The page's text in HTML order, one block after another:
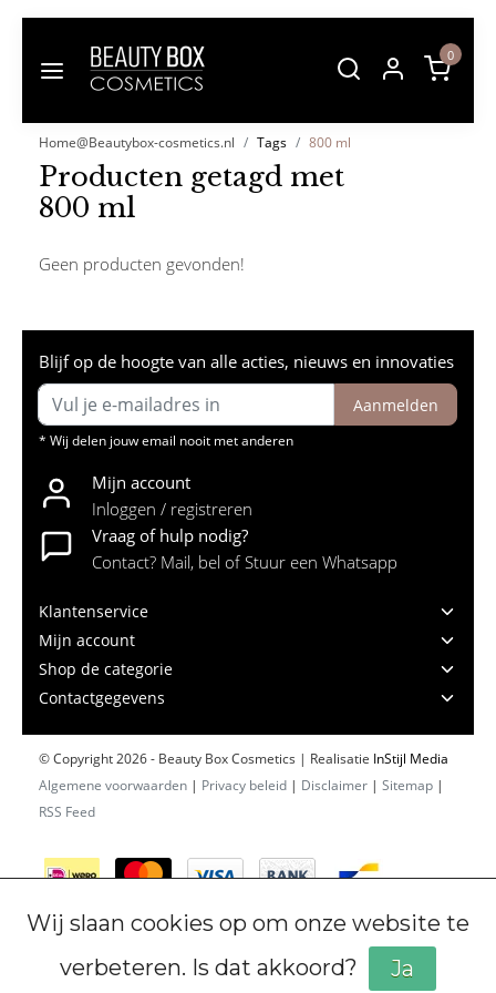
0
Home@Beautybox-cosmetics.nl Tags 800 ml
Producten getagd met
800 ml
Geen producten gevonden!
Blijf op de hoogte van alle acties, nieuws en innovaties
Aanmelden
* Wij delen jouw email nooit met anderen
Mijn account
Inloggen / registreren
Vraag of hulp nodig?
Contact? Mail, bel of Stuur een Whatsapp
Klantenservice
Mijn account
Shop de categorie
Contactgegevens
© Copyright 2026 - Beauty Box Cosmetics | Realisatie InStijl Media
Algemene voorwaarden | Privacy beleid | Disclaimer | Sitemap |
RSS Feed
Wij slaan cookies op om onze website te
verbeteren. Is dat akkoord?
Ja